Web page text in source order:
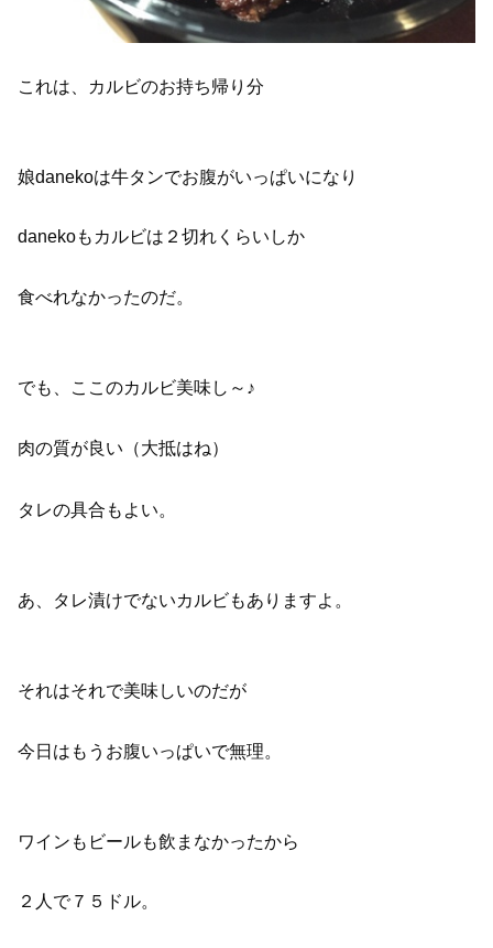
これは、カルビのお持ち帰り分
娘danekoは牛タンでお腹がいっぱいになり
danekoもカルビは２切れくらいしか
食べれなかったのだ。
でも、ここのカルビ美味し～♪
肉の質が良い（大抵はね）
タレの具合もよい。
あ、タレ漬けでないカルビもありますよ。
それはそれで美味しいのだが
今日はもうお腹いっぱいで無理。
ワインもビールも飲まなかったから
２人で７５ドル。